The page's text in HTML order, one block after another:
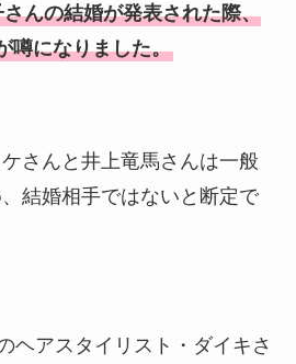
んの結婚が発表された際、
噂になりました。
さんと井上竜馬さんは一般
結婚相手ではないと断定で
ヘアスタイリスト・ダイキさ